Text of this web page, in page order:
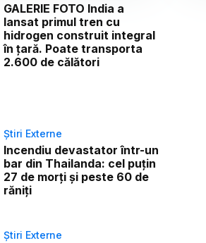
GALERIE FOTO India a
lansat primul tren cu
hidrogen construit integral
în țară. Poate transporta
2.600 de călători
Știri Externe
Incendiu devastator într-un
bar din Thailanda: cel puțin
27 de morți și peste 60 de
răniți
Știri Externe